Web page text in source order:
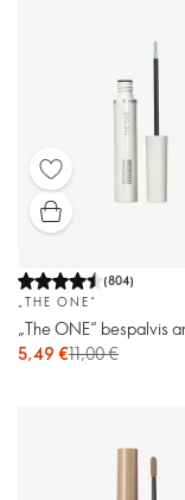
(804)
„THE ONE“
„The ONE“ bespalvis
5,49 €11,00 €